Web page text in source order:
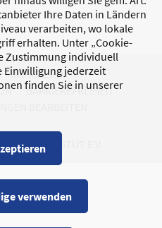
Ihre Daten in Ländern
verarbeiten, wo lokale
erhalten. Unter „Cookie-
Zustimmung individuell
jederzeit
finden Sie in unserer
verwenden
IMPRESSUM
BARRIEREFREIHEIT
BEARBEITEN
E.V.